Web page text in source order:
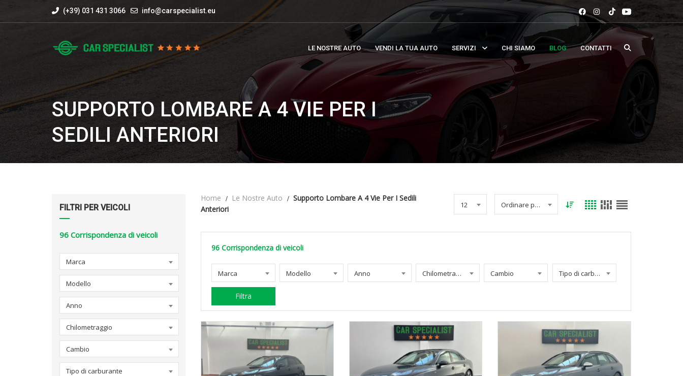
(+39) 031 431 3066 info@carspecialist.eu
LE NOSTRE AUTO VENDI LA TUA AUTO SERVIZI CHI SIAMO BLOG CONTATTI
SUPPORTO LOMBARE A 4 VIE PER I
SEDILI ANTERIORI
FILTRI PER VEICOLI
96 Corrispondenza di veicoli
Marca
Modello
Anno
Chilometraggio
Cambio
Tipo di carburante
Home Le Nostre Auto
Supporto Lombare A 4 Vie Per I Sedili
Anteriori
12 Ordinare per data
96 Corrispondenza di veicoli
Marca Modello Anno Chilometraggio Cambio Tipo di carburante
Filtra